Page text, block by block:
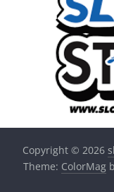
Copyright © 2026
Theme: ColorMag